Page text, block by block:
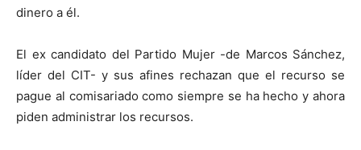
dinero a él.
El ex candidato del Partido Mujer -de Marcos Sánchez,
líder del CIT- y sus afines rechazan que el recurso se
pague al comisariado como siempre se ha hecho y ahora
piden administrar los recursos.